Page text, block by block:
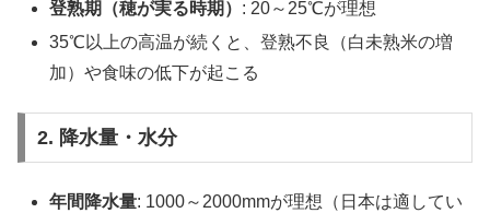
登熟期（穂が実る時期） : 20～25℃が理想
35℃以上の高温が続くと、登熟不良（白未熟米の増
加）や食味の低下が起こる
2. 降水量・水分
年間降水量: 1000～2000mmが理想（日本は適してい